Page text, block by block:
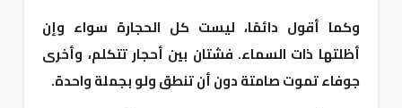
وكما أقول دائمًا، ليست كل الحجارة سواء وإن
أظلتها ذات السماء. فشتان بين أحجار تتكلم، وأخرى
جوفاء تموت صامتة دون أن تنطق ولو بجملة واحدة.